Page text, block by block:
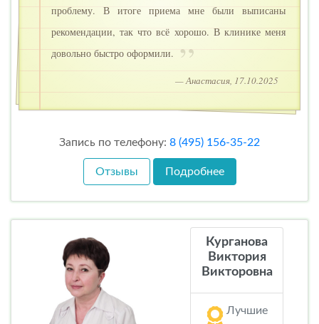
проблему. В итоге приема мне были выписаны
рекомендации, так что всё хорошо. В клинике меня
довольно быстро оформили.
— Анастасия, 17.10.2025
Запись по телефону: 8 (495) 156-35-22
Отзывы Подробнее
Курганова
Виктория
Викторовна
Лучшие